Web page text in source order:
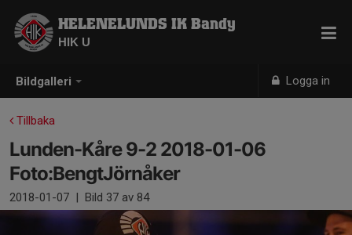
Bildgalleri Logga in
HELENELUNDS IK Bandy
HIK U
Tillbaka
Lunden-Kåre 9-2 2018-01-06
Foto:BengtJörnåker
2018-01-07 | Bild 37 av 84